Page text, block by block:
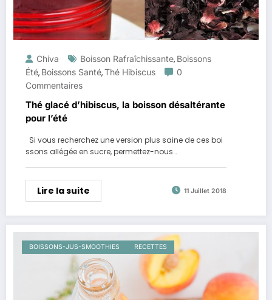
Chiva Boisson Rafraîchissante, Boissons
Été, Boissons Santé,Thé Hibiscus
0
Commentaires
Thé glacé d’hibiscus, la boisson désaltérante
pour l’été
Si vous recherchez une version plus saine de ces boi
ssons allégée en sucre, permettez-nous…
Lire la suite 11 Juillet 2018
BOISSONS-JUS-SMOOTHIES RECETTES